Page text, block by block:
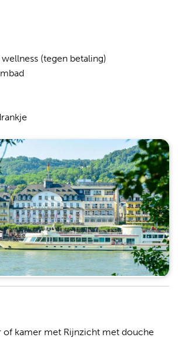
(tegen betaling)
of kamer met Rijnzicht met douche